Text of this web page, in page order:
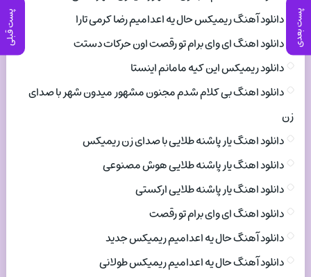
پست بعدی پست قبلی
دانلود آهنگ ریمیکس حال یه اعدامیم رضا کرمی تارا
دانلود اهنگ ای وای برام تو رقصت اون حرکات دستت
دانلود ریمیکس این کیه مامانم اینستا
دانلود اهنگ بی کلام شدم مجنون مشهور میدون شهر با صدای
زن
دانلود اهنگ یار پاشنه طلایی با صدای زن ریمیکس
دانلود اهنگ یار پاشنه طلایی هوش مصنوعی
دانلود اهنگ یار پاشنه طلایی ارکستی
دانلود اهنگ ای وای برام تو رقصت
دانلود آهنگ حال یه اعدامیم ریمیکس جدید
دانلود آهنگ حال یه اعدامیم ریمیکس طولانی